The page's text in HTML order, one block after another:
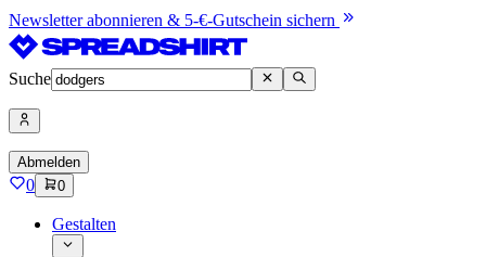
Newsletter abonnieren & 5-€-Gutschein sichern
Suche
Abmelden
0 0
Gestalten